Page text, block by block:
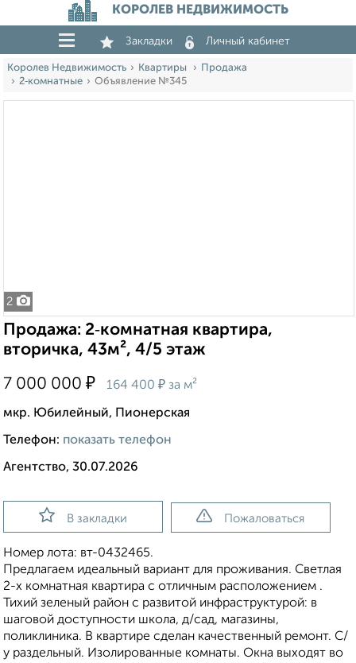
КОРОЛЕВ НЕДВИЖИМОСТЬ
Закладки Личный кабинет
Королев Недвижимость Квартиры
Продажа
2‑комнатные
Объявление №345
2
Продажа: 2‑комнатная квартира,
вторичка, 43м², 4/5 этаж
7 000 000 ₽ 164 400 ₽ за м²
мкр. Юбилейный, Пионерская
Телефон: показать телефон
Агентство, 30.07.2026
В закладки Пожаловаться
Номер лота: вт-0432465.
Предлагаем идеальный вариант для проживания. Светлая
2-х комнатная квартира с отличным расположением .
Тихий зеленый район с развитой инфраструктурой: в
шаговой доступности школа, д/сад, магазины,
поликлиника. В квартире сделан качественный ремонт. С/
у раздельный. Изолированные комнаты. Окна выходят во